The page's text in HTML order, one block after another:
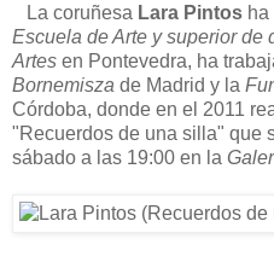
La coruñesa Lara Pintos
Escuela de Arte y superior de
Artes en Pontevedra, ha
Bornemisza de Madrid y la
Córdoba, donde en el 2011
"Recuerdos de una silla" que
sábado a las 19:00 en la